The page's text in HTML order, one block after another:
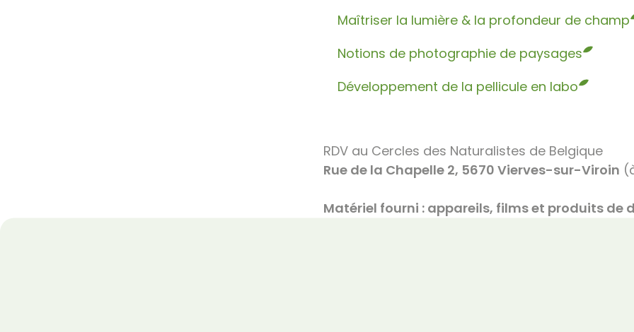
Maîtriser la lumière & la profondeur de champ
Notions de photographie de paysages
Développement de la pellicule en labo
RDV au Cercles des Naturalistes de Belgique
Rue de la Chapelle 2, 5670 Vierves-sur-Viroin (
Matériel fourni : appareils, films et produits de